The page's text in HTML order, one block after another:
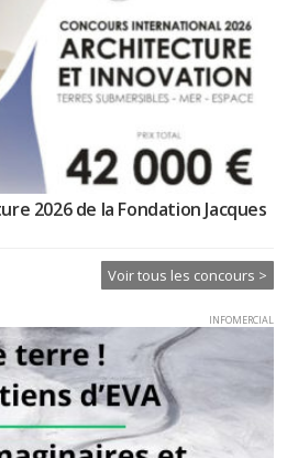
2026 de la Fondation Jacques
Voir tous les concours >
INFOMERCIAL